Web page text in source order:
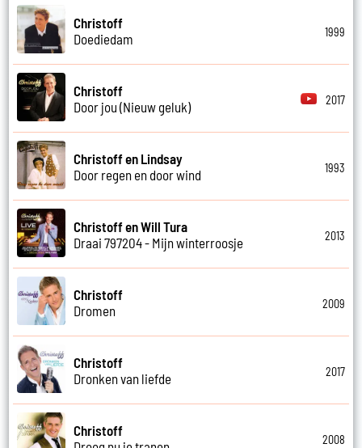
Christoff
Doediedam
1999
Christoff
Door jou (Nieuw geluk)
2017
Christoff en Lindsay
Door regen en door wind
1993
Christoff en Will Tura
Draai 797204 - Mijn winterroosje
2013
Christoff
Dromen
2009
Christoff
Dronken van liefde
2017
Christoff
2008